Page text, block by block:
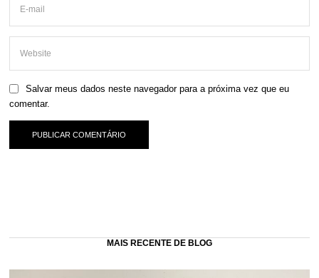
Salvar meus dados neste navegador para a próxima vez que eu
comentar.
MAIS RECENTE DE BLOG